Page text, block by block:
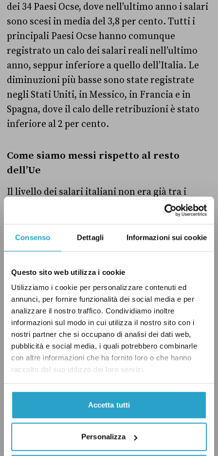
Consenso Dettagli Informazioni sui cookie
Questo sito web utilizza i cookie
Utilizziamo i cookie per personalizzare contenuti ed
annunci, per fornire funzionalità dei social media e per
analizzare il nostro traffico. Condividiamo inoltre
informazioni sul modo in cui utilizza il nostro sito con i
nostri partner che si occupano di analisi dei dati web,
pubblicità e social media, i quali potrebbero combinarle
con altre informazioni che ha fornito loro o che hanno
raccolto dal suo utilizzo dei loro servizi.
Accetta tutti
Personalizza
dei 34 Paesi Ocse, dove nell’ultimo anno i salari
sono scesi in media del 3,8 per cento. Tutti i
principali Paesi Ocse hanno comunque
registrato un calo dei salari reali nell’ultimo
anno, seppur inferiore a quello dell’Italia. Le
diminuzioni più basse sono state registrate
negli Stati Uniti, in Messico, in Francia e in
Spagna, dove il calo delle retribuzioni è stato
inferiore al 2 per cento.
Come siamo messi rispetto al resto
dell’Ue
Il livello dei salari italiani non era già tra i
migliori, come correttamente ricordato da
Eurostat, nel 2018 in Italia la retribuzione
mediana orariaera pari a 12,61 euro, un dato
dell’Ue (13,18 euro) sia della media dei Paesi
hanno l’euro (14,51 euro).
Eurostat fornisce anche i dati sulle
retribuzioni espresse inpurchasing power
standard(Pps), una valuta artificiale che tiene
conto dei diversi costi della vita negli Stati
membri. In questo modo sono eliminati i
teoria con un Pps si può comprare la stessa
quantità di beni o servizi in ogni Stato. Nel 2018
il salario mediano orario lordo in Italia